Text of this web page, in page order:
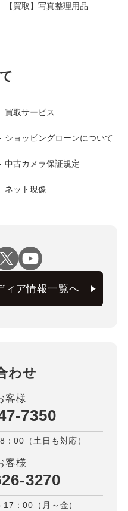
【買取】写真整理用品
買取サービス
ショッピングローンについて
中古カメラ保証規定
ネット現像
ィア情報一覧へ
わせ
客様
7350
：00（土日も対応）
客様
3270
17：00（月～金）